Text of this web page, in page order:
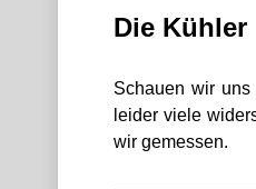
Die Kühler
Schauen wir
leider viele
wir gemessen.